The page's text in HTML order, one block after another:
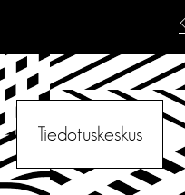
Tiedotuskeskus